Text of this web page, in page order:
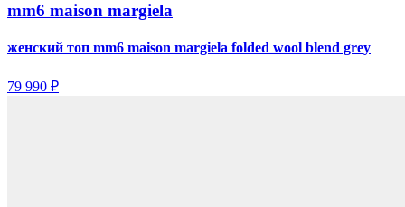
mm6 maison margiela
женский топ mm6 maison margiela folded wool blend grey
79 990 ₽